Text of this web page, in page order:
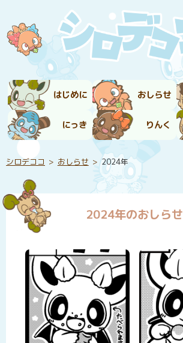
はじめに おしらせ
にっき りんく
シロデココ おしらせ 2024年
2024年のおしらせ